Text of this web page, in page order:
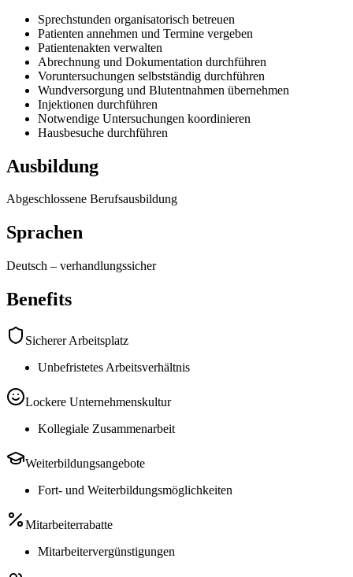
Sprechstunden organisatorisch betreuen
Patienten annehmen und Termine vergeben
Patientenakten verwalten
Abrechnung und Dokumentation durchführen
Voruntersuchungen selbstständig durchführen
Wundversorgung und Blutentnahmen übernehmen
Injektionen durchführen
Notwendige Untersuchungen koordinieren
Hausbesuche durchführen
Ausbildung
Abgeschlossene Berufsausbildung
Sprachen
Deutsch – verhandlungssicher
Benefits
Sicherer Arbeitsplatz
Unbefristetes Arbeitsverhältnis
Lockere Unternehmenskultur
Kollegiale Zusammenarbeit
Weiterbildungsangebote
Fort- und Weiterbildungsmöglichkeiten
Mitarbeiterrabatte
Mitarbeitervergünstigungen